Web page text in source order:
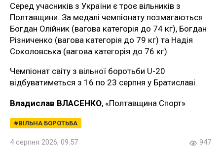
Серед учасників з України є троє вільників з
Полтавщини. За медалі чемпіонату позмагаються
Богдан Олійник (вагова категорія до 74 кг), Богдан
Різниченко (вагова категорія до 79 кг) та Надія
Соколовська (вагова категорія до 76 кг).
Чемпіонат світу з вільної боротьби U-20
відбуватиметься з 16 по 23 серпня у Братиславі.
Владислав ВЛАСЕНКО, «Полтавщина Спорт»
ВІЛЬНА БОРОТЬБА
4 серпня 2026, 09:57 947